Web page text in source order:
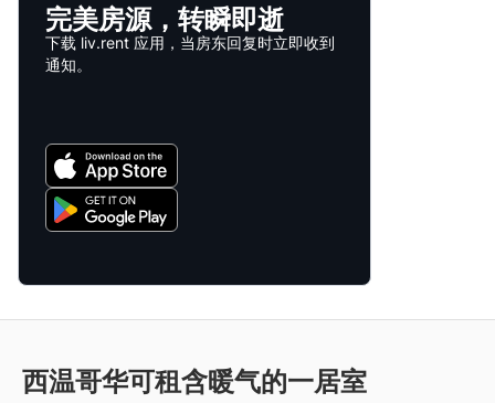
完美房源，转瞬即逝
下载 liv.rent 应用，当房东回复时立即收到
通知。
西温哥华可租含暖气的一居室